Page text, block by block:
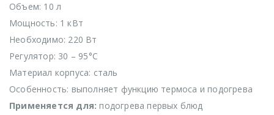
Объем: 10 л
Мощность: 1 кВт
Необходимо: 220 Вт
Регулятор: 30 – 95°С
Материал корпуса: сталь
Особенность: выполняет функцию термоса и подогрева
Применяется для: подогрева первых блюд